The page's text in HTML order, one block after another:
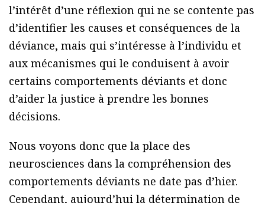
l’intérêt d’une réflexion qui ne se contente pas
d’identifier les causes et conséquences de la
déviance, mais qui s’intéresse à l’individu et
aux mécanismes qui le conduisent à avoir
certains comportements déviants et donc
d’aider la justice à prendre les bonnes
décisions.
Nous voyons donc que la place des
neurosciences dans la compréhension des
comportements déviants ne date pas d’hier.
Cependant, aujourd’hui la détermination de